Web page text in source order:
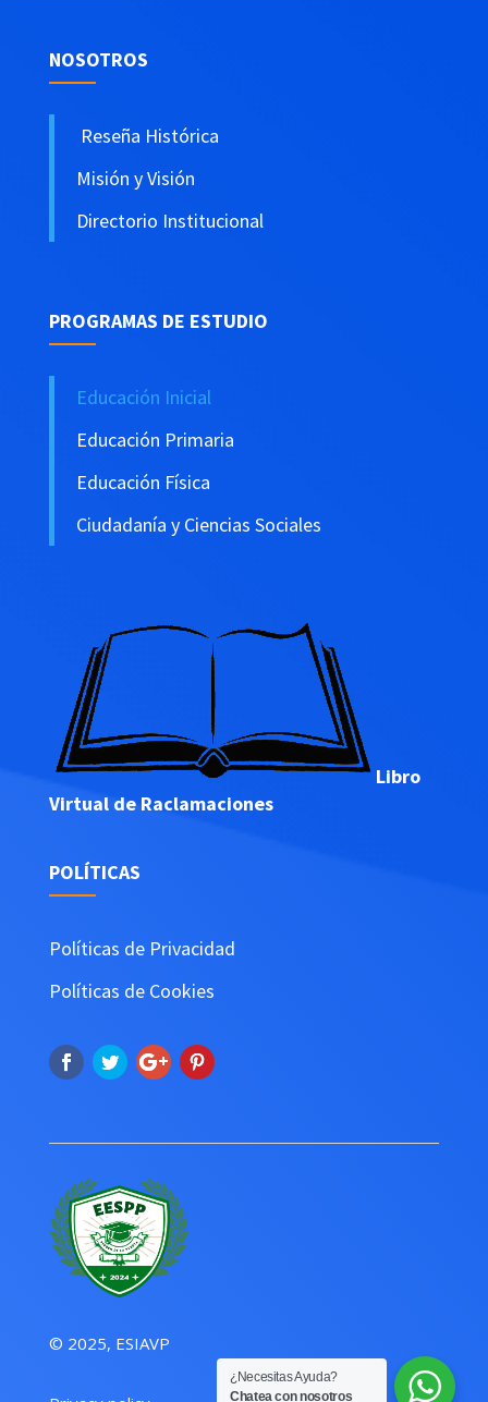
NOSOTROS
Reseña Histórica
Misión y Visión
Directorio Institucional
PROGRAMAS DE ESTUDIO
Educación Inicial
Educación Primaria
Educación Física
Ciudadanía y Ciencias Sociales
Libro
Virtual de Raclamaciones
POLÍTICAS
Políticas de Privacidad
Políticas de Cookies
© 2025, ESIAVP
¿Necesitas Ayuda?
Chatea con nosotros